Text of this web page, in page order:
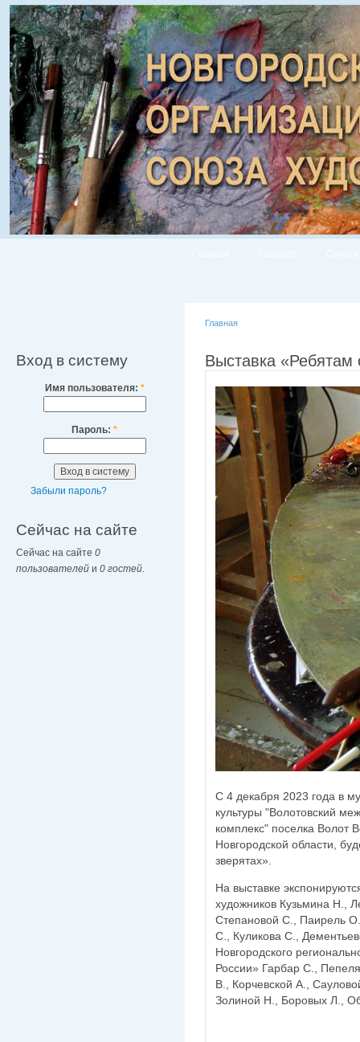
Вход в систему
Имя пользователя: *
Пароль: *
Забыли пароль?
Сейчас на сайте
Сейчас на сайте 0
пользователей и 0 гостей
Главная
Выставка «Ребятам
С 4 декабря 2023 года в
культуры "Волотовский
комплекс" поселка Волот
Новгородской области,
зверятах».
На выставке
художников Кузьмина Н.,
Степановой С., Паирель
С., Куликова С.,
Новгородского
России» Гарбар С.,
В., Корчевской А.,
Золиной Н., Боровых Л.,